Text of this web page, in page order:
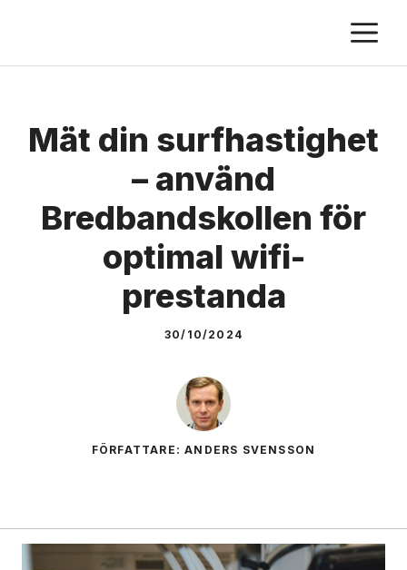
content
Mät din surfhastighet
– använd
Bredbandskollen för
optimal wifi-
prestanda
30/10/2024
FÖRFATTARE: ANDERS SVENSSON